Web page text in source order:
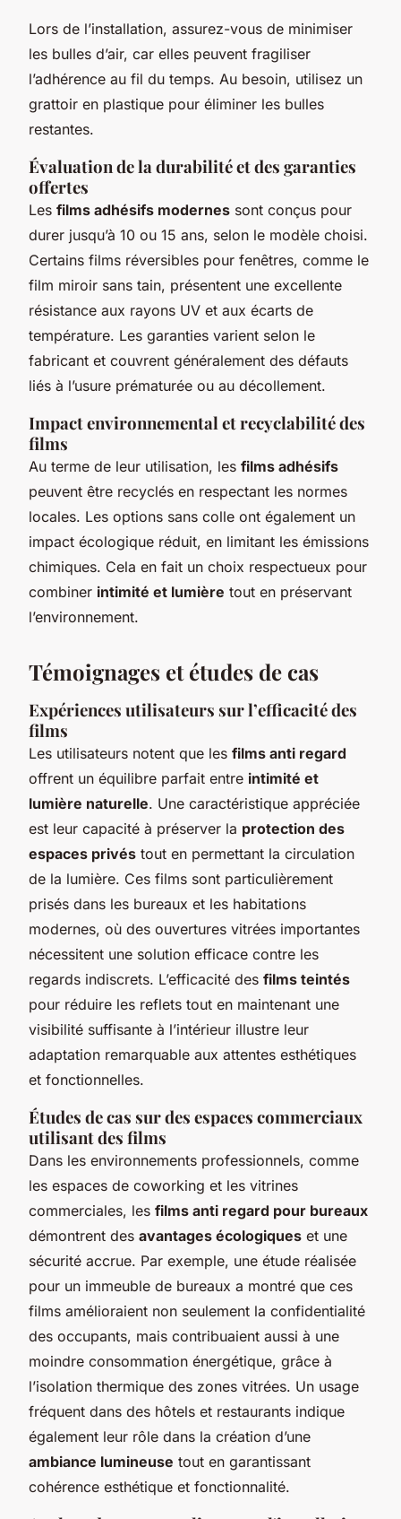
Lors de l’installation, assurez-vous de minimiser
les bulles d’air, car elles peuvent fragiliser
l’adhérence au fil du temps. Au besoin, utilisez un
grattoir en plastique pour éliminer les bulles
restantes.
Évaluation de la durabilité et des garanties
offertes
Les films adhésifs modernes sont conçus pour
durer jusqu’à 10 ou 15 ans, selon le modèle choisi.
Certains films réversibles pour fenêtres, comme le
film miroir sans tain, présentent une excellente
résistance aux rayons UV et aux écarts de
température. Les garanties varient selon le
fabricant et couvrent généralement des défauts
liés à l’usure prématurée ou au décollement.
Impact environnemental et recyclabilité des
films
Au terme de leur utilisation, les films adhésifs
peuvent être recyclés en respectant les normes
locales. Les options sans colle ont également un
impact écologique réduit, en limitant les émissions
chimiques. Cela en fait un choix respectueux pour
combiner intimité et lumière tout en préservant
l’environnement.
Témoignages et études de cas
Expériences utilisateurs sur l’efficacité des
films
Les utilisateurs notent que les films anti regard
offrent un équilibre parfait entre intimité et
lumière naturelle. Une caractéristique appréciée
est leur capacité à préserver la protection des
espaces privés tout en permettant la circulation
de la lumière. Ces films sont particulièrement
prisés dans les bureaux et les habitations
modernes, où des ouvertures vitrées importantes
nécessitent une solution efficace contre les
regards indiscrets. L’efficacité des films teintés
pour réduire les reflets tout en maintenant une
visibilité suffisante à l’intérieur illustre leur
adaptation remarquable aux attentes esthétiques
et fonctionnelles.
Études de cas sur des espaces commerciaux
utilisant des films
Dans les environnements professionnels, comme
les espaces de coworking et les vitrines
commerciales, les films anti regard pour bureaux
démontrent des avantages écologiques et une
sécurité accrue. Par exemple, une étude réalisée
pour un immeuble de bureaux a montré que ces
films amélioraient non seulement la confidentialité
des occupants, mais contribuaient aussi à une
moindre consommation énergétique, grâce à
l’isolation thermique des zones vitrées. Un usage
fréquent dans des hôtels et restaurants indique
également leur rôle dans la création d’une
ambiance lumineuse tout en garantissant
cohérence esthétique et fonctionnalité.